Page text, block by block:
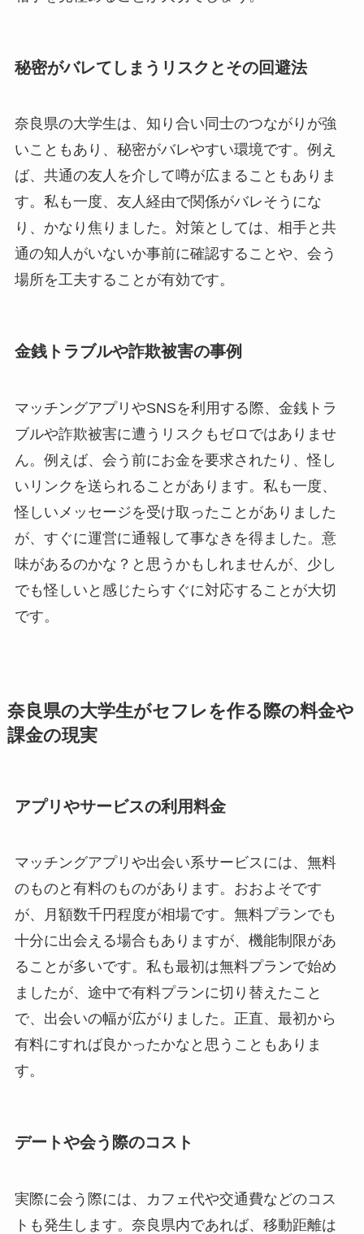
秘密がバレてしまうリスクとその回避法
奈良県の大学生は、知り合い同士のつながりが強
いこともあり、秘密がバレやすい環境です。例え
ば、共通の友人を介して噂が広まることもありま
す。私も一度、友人経由で関係がバレそうにな
り、かなり焦りました。対策としては、相手と共
通の知人がいないか事前に確認することや、会う
場所を工夫することが有効です。
金銭トラブルや詐欺被害の事例
マッチングアプリやSNSを利用する際、金銭トラ
ブルや詐欺被害に遭うリスクもゼロではありませ
ん。例えば、会う前にお金を要求されたり、怪し
いリンクを送られることがあります。私も一度、
怪しいメッセージを受け取ったことがありました
が、すぐに運営に通報して事なきを得ました。意
味があるのかな？と思うかもしれませんが、少し
でも怪しいと感じたらすぐに対応することが大切
です。
奈良県の大学生がセフレを作る際の料金や
課金の現実
アプリやサービスの利用料金
マッチングアプリや出会い系サービスには、無料
のものと有料のものがあります。おおよそです
が、月額数千円程度が相場です。無料プランでも
十分に出会える場合もありますが、機能制限があ
ることが多いです。私も最初は無料プランで始め
ましたが、途中で有料プランに切り替えたこと
で、出会いの幅が広がりました。正直、最初から
有料にすれば良かったかなと思うこともありま
す。
デートや会う際のコスト
実際に会う際には、カフェ代や交通費などのコス
トも発生します。奈良県内であれば、移動距離は